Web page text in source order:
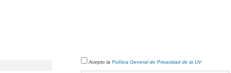
Acepto laPolítica General de Privacidad de la UV